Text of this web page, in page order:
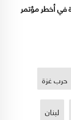
في أخطر مؤتمر
حرب غزة
لبنان